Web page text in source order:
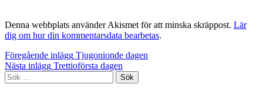
Denna webbplats använder Akismet för att minska skräppost. Lär
dig om hur din kommentarsdata bearbetas.
Inläggsnavigering
Föregående inlägg Tjugonionde dagen
Nästa inlägg Trettioförsta dagen
Sök
efter: